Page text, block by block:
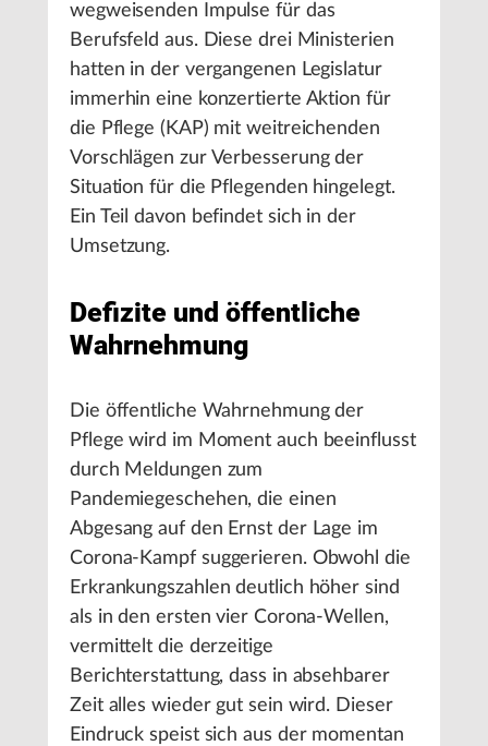
wegweisenden Impulse für das
Berufsfeld aus. Diese drei Ministerien
hatten in der vergangenen Legislatur
immerhin eine konzertierte Aktion für
die Pflege (KAP) mit weitreichenden
Vorschlägen zur Verbesserung der
Situation für die Pflegenden hingelegt.
Ein Teil davon befindet sich in der
Umsetzung.
Defizite und öffentliche
Wahrnehmung
Die öffentliche Wahrnehmung der
Pflege wird im Moment auch beeinflusst
durch Meldungen zum
Pandemiegeschehen, die einen
Abgesang auf den Ernst der Lage im
Corona-Kampf suggerieren. Obwohl die
Erkrankungszahlen deutlich höher sind
als in den ersten vier Corona-Wellen,
vermittelt die derzeitige
Berichterstattung, dass in absehbarer
Zeit alles wieder gut sein wird. Dieser
Eindruck speist sich aus der momentan